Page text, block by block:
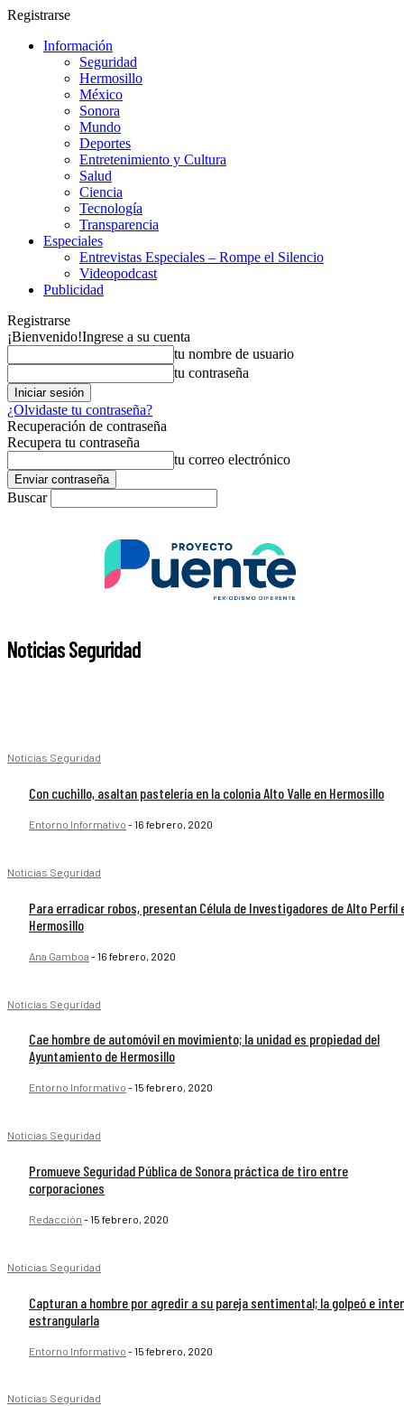
Registrarse
Información
Seguridad
Hermosillo
México
Sonora
Mundo
Deportes
Entretenimiento y Cultura
Salud
Ciencia
Tecnología
Transparencia
Especiales
Entrevistas Especiales – Rompe el Silencio
Videopodcast
Publicidad
Registrarse
¡Bienvenido!Ingrese a su cuenta
tu nombre de usuario
tu contraseña
¿Olvidaste tu contraseña?
Recuperación de contraseña
Recupera tu contraseña
tu correo electrónico
Buscar
Noticias Seguridad
Noticias Seguridad
Con cuchillo, asaltan pastelería en la colonia Alto Valle en Hermosillo
Entorno Informativo -16 febrero, 2020
Noticias Seguridad
Para erradicar robos, presentan Célula de Investigadores de Alto Perfil
Hermosillo
Ana Gamboa -16 febrero, 2020
Noticias Seguridad
Cae hombre de automóvil en movimiento; la unidad es propiedad del
Ayuntamiento de Hermosillo
Entorno Informativo -15 febrero, 2020
Noticias Seguridad
Promueve Seguridad Pública de Sonora práctica de tiro entre
corporaciones
Redacción -15 febrero, 2020
Noticias Seguridad
Capturan a hombre por agredir a su pareja sentimental; la golpeó e
estrangularla
Entorno Informativo -15 febrero, 2020
Noticias Seguridad